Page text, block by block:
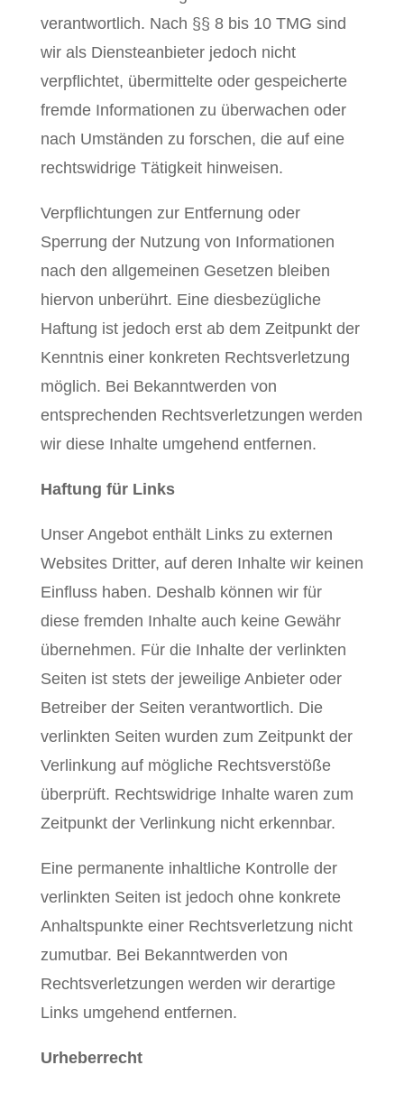
verantwortlich. Nach §§ 8 bis 10 TMG sind
wir als Diensteanbieter jedoch nicht
verpflichtet, übermittelte oder gespeicherte
fremde Informationen zu überwachen oder
nach Umständen zu forschen, die auf eine
rechtswidrige Tätigkeit hinweisen.
Verpflichtungen zur Entfernung oder
Sperrung der Nutzung von Informationen
nach den allgemeinen Gesetzen bleiben
hiervon unberührt. Eine diesbezügliche
Haftung ist jedoch erst ab dem Zeitpunkt der
Kenntnis einer konkreten Rechtsverletzung
möglich. Bei Bekanntwerden von
entsprechenden Rechtsverletzungen werden
wir diese Inhalte umgehend entfernen.
Haftung für Links
Unser Angebot enthält Links zu externen
Websites Dritter, auf deren Inhalte wir keinen
Einfluss haben. Deshalb können wir für
diese fremden Inhalte auch keine Gewähr
übernehmen. Für die Inhalte der verlinkten
Seiten ist stets der jeweilige Anbieter oder
Betreiber der Seiten verantwortlich. Die
verlinkten Seiten wurden zum Zeitpunkt der
Verlinkung auf mögliche Rechtsverstöße
überprüft. Rechtswidrige Inhalte waren zum
Zeitpunkt der Verlinkung nicht erkennbar.
Eine permanente inhaltliche Kontrolle der
verlinkten Seiten ist jedoch ohne konkrete
Anhaltspunkte einer Rechtsverletzung nicht
zumutbar. Bei Bekanntwerden von
Rechtsverletzungen werden wir derartige
Links umgehend entfernen.
Urheberrecht